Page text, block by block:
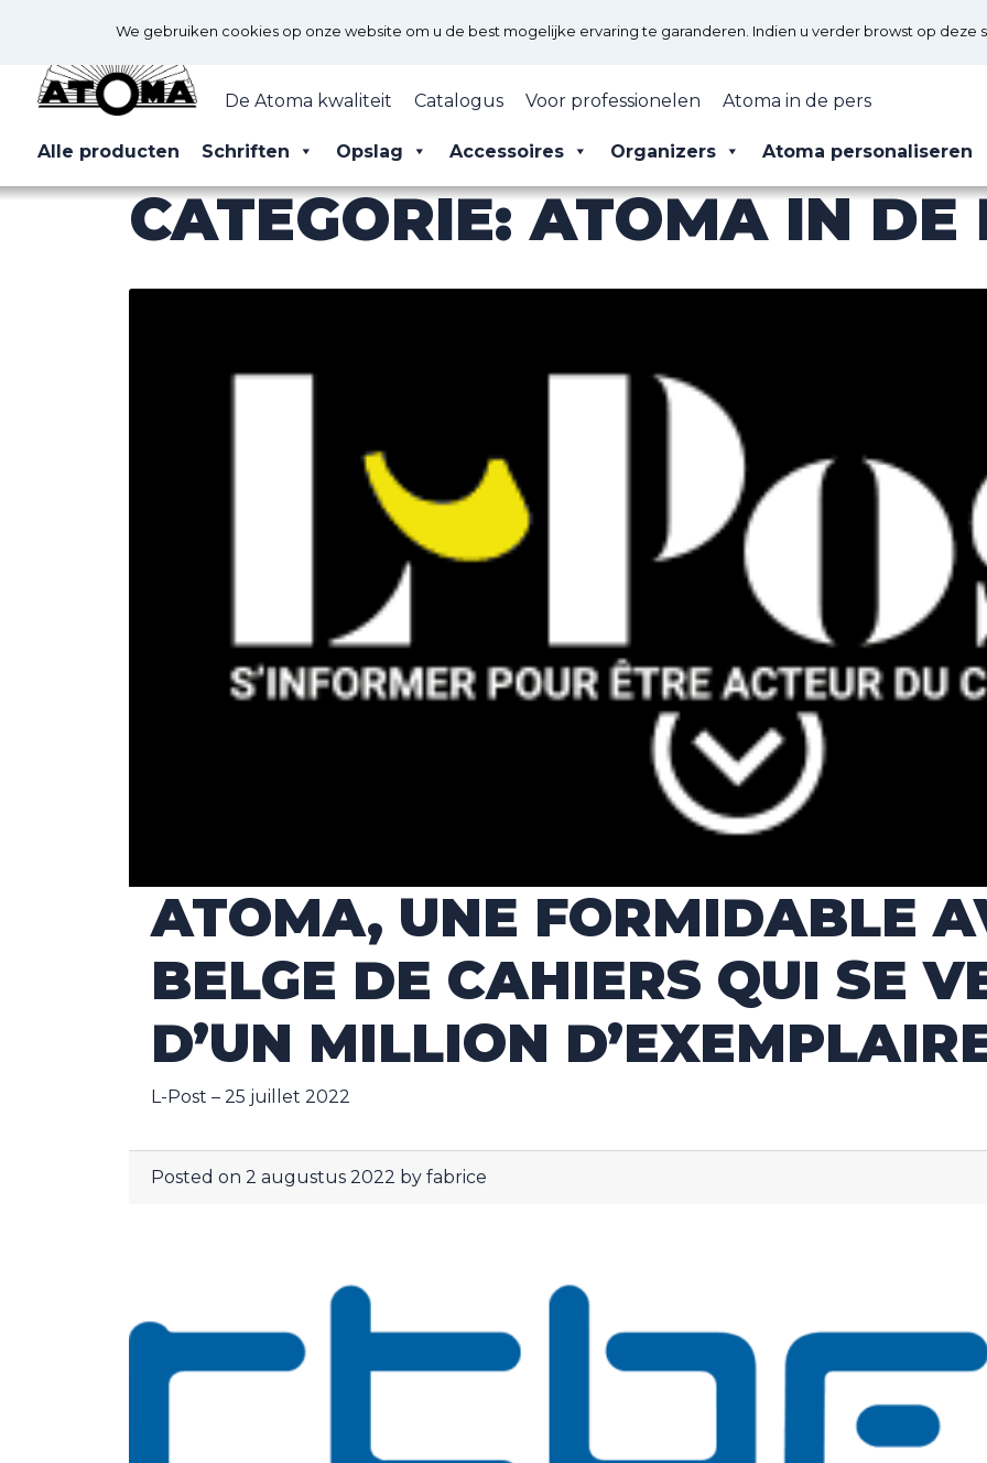
De Atoma kwaliteit Catalogus Voor professionelen Atoma in de pers
Alle producten Schriften Opslag Accessoires Organizers Atoma personaliseren
CATEGORIE:ATOMA IN DE
ATOMA, UNE FORMIDABLE
BELGE DE CAHIERS QUI SE
D’UN MILLION
L-Post – 25 juillet 2022
Posted on 2 augustus 2022 by fabrice
We gebruiken cookies op onze website om u de best mogelijke ervaring te garanderen. Indien u verder browst op deze